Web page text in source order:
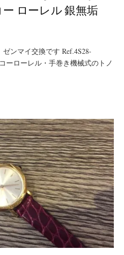
ー ローレル 銀無垢
ンマイ交換です Ref.4S28-
ーローレル・手巻き機械式のトノ